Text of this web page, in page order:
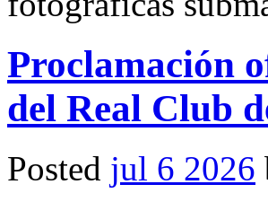
Proclamación
del Real Club
Posted jul 6 2026